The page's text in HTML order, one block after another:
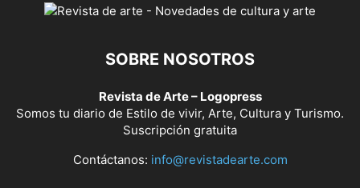
SOBRE NOSOTROS
Revista de Arte – Logopress
Somos tu diario de Estilo de vivir, Arte, Cultura y Turismo.
Suscripción gratuita
Contáctanos: info@revistadearte.com